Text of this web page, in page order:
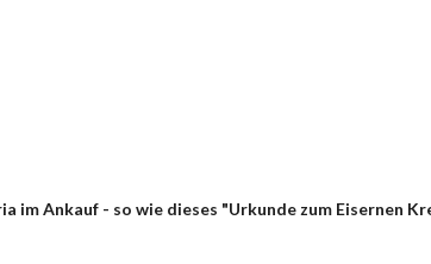
im Ankauf - so wie dieses "Urkunde zum Eisernen